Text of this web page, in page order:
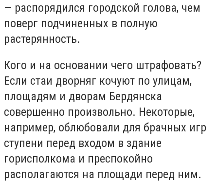
— распорядился городской голова, чем
поверг подчиненных в полную
растерянность.
Кого и на основании чего штрафовать?
Если стаи дворняг кочуют по улицам,
площадям и дворам Бердянска
совершенно произвольно. Некоторые,
например, облюбовали для брачных игр
ступени перед входом в здание
горисполкома и преспокойно
располагаются на площади перед ним.